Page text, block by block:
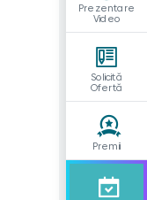
Prezentare
Video
Solicită
Ofertă
Premii